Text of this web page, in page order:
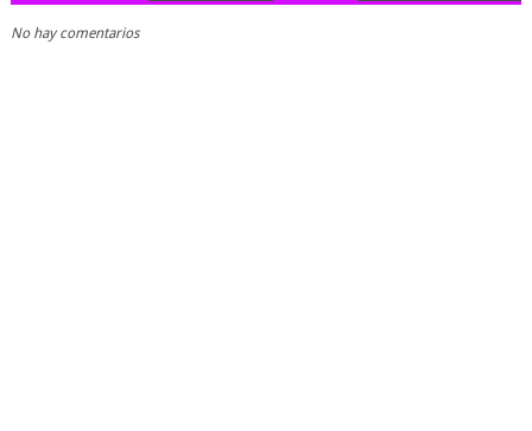
No hay comentarios